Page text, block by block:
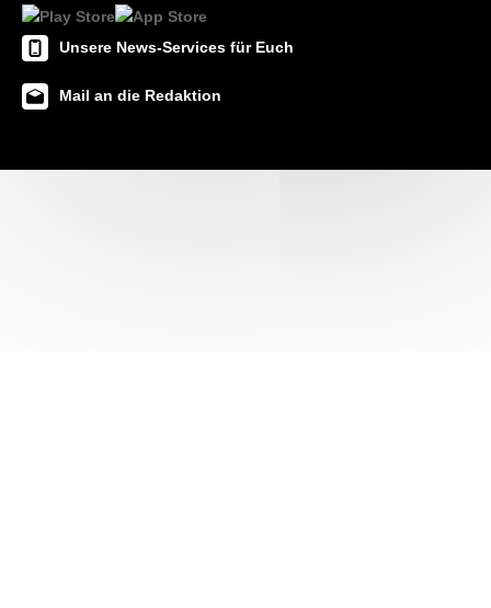
Unsere News-Services für Euch
Mail an die Redaktion